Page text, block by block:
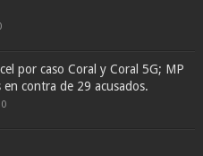
por caso Coral y Coral 5G; MP
contra de 29 acusados.
0